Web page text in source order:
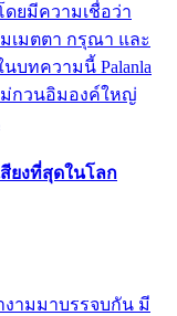
ยมีความเชื่อว่า
เมตตา กรุณา และ
บทความนี้ Palanla
ม่กวนอิมองค์ใหญ่
ยงที่สุดในโลก
ามมาบรรจบกัน มี